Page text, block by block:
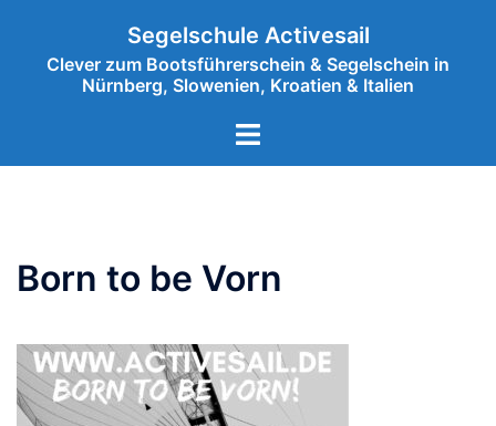
springen
Segelschule Activesail
Clever zum Bootsführerschein & Segelschein in
Nürnberg, Slowenien, Kroatien & Italien
Menü
Born to be Vorn